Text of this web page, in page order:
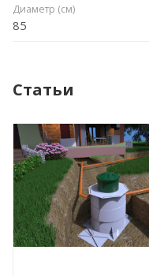
Диаметр (см)
85
Статьи